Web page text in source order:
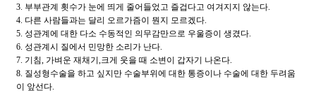
3. 부부관계 횟수가 눈에 띄게 줄어들었고 즐겁다고 여겨지지 않는다.
4. 다른 사람들과는 달리 오르가즘이 뭔지 모르겠다.
5. 성관계에 대한 다소 수동적인 의무감만으로 우울증이 생겼다.
6. 성관계시 질에서 민망한 소리가 난다.
7. 기침, 가벼운 재채기,크게 웃을 때 소변이 갑자기 나온다.
8. 질성형수술을 하고 싶지만 수술부위에 대한 통증이나 수술에 대한 두려움
이 앞선다.